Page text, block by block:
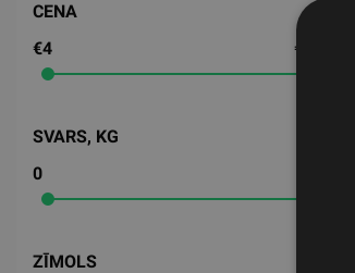
CENA
€4
€291
SVARS, KG
0
ZĪMOLS